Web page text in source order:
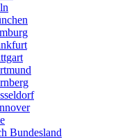
Bundesland